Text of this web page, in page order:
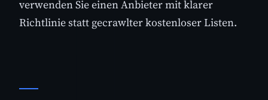
verwenden Sie einen Anbieter mit klarer
Richtlinie statt gecrawlter kostenloser Listen.